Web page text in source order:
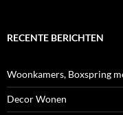
RECENTE BERICHTEN
Woonkamers, Boxspring
Decor Wonen